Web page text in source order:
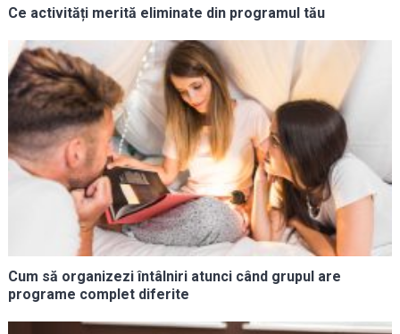
Ce activități merită eliminate din programul tău
Cum să organizezi întâlniri atunci când grupul are
programe complet diferite